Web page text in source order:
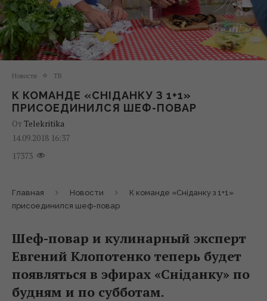
Новости ТВ
К КОМАНДЕ «СНІДАНКУ З 1+1»
ПРИСОЕДИНИЛСЯ ШЕФ-ПОВАР
От Telekritika
14.09.2018 16:37
17373
Главная Новости
К команде «Сніданку з 1+1»
присоединился шеф-повар
Шеф-повар и кулинарный эксперт
Евгений Клопотенко теперь будет
появляться в эфирах «Сніданку» по
будням и по субботам.